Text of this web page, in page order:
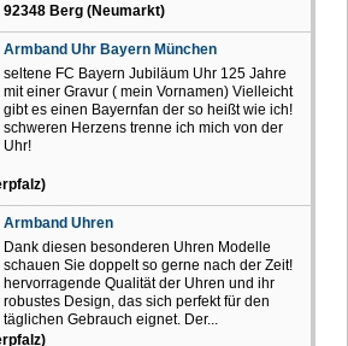
92348 Berg (Neumarkt)
Armband Uhr Bayern München
seltene FC Bayern Jubiläum Uhr 125 Jahre
mit einer Gravur ( mein Vornamen) Vielleicht
gibt es einen Bayernfan der so heißt wie ich!
schweren Herzens trenne ich mich von der
Uhr!
Armband Uhren
Dank diesen besonderen Uhren Modelle
schauen Sie doppelt so gerne nach der Zeit!
hervorragende Qualität der Uhren und ihr
robustes Design, das sich perfekt für den
täglichen Gebrauch eignet. Der...